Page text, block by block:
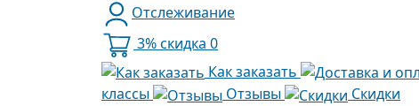
Отслеживание
3% скидка 0
Как заказать
классы
Отзывы
Скидки